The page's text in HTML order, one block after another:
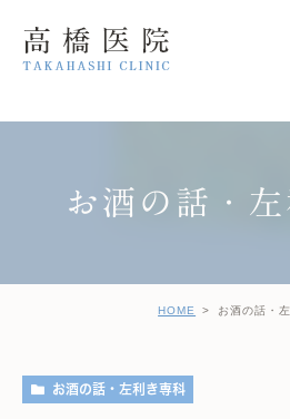
お酒の話・
HOME お酒の話・
お酒の話・左利き専科